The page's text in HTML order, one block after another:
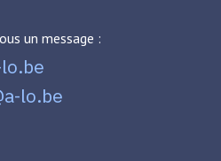
un message :
lo.be